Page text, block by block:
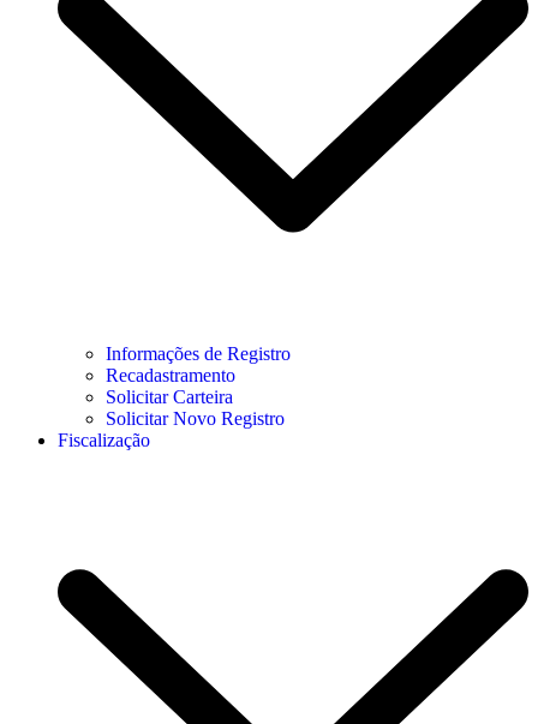
Informações de Registro
Recadastramento
Solicitar Carteira
Solicitar Novo Registro
Fiscalização